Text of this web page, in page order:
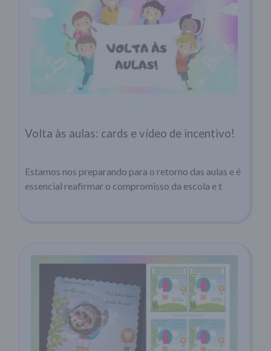
Volta às aulas: cards e vídeo de incentivo!
Estamos nos preparando para o retorno das aulas e é
essencial reafirmar o compromisso da escola e t